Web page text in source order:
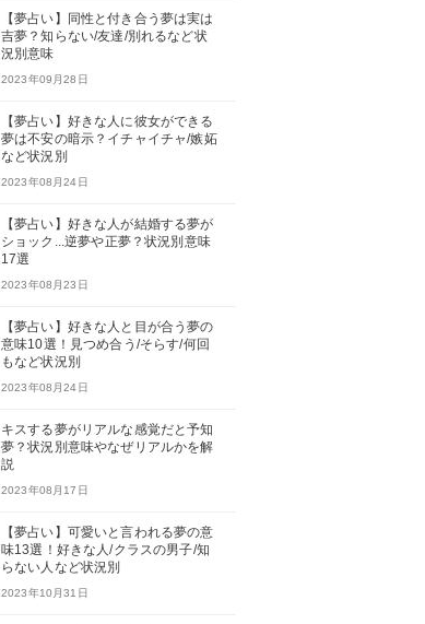
【夢占い】同性と付き合う夢は実は
吉夢？知らない/友達/別れるなど状
況別意味
2023年09月28日
【夢占い】好きな人に彼女ができる
夢は不安の暗示？イチャイチャ/嫉妬
など状況別
2023年08月24日
【夢占い】好きな人が結婚する夢が
ショック...逆夢や正夢？状況別意味
17選
2023年08月23日
【夢占い】好きな人と目が合う夢の
意味10選！見つめ合う/そらす/何回
もなど状況別
2023年08月24日
キスする夢がリアルな感覚だと予知
夢？状況別意味やなぜリアルかを解
説
2023年08月17日
【夢占い】可愛いと言われる夢の意
味13選！好きな人/クラスの男子/知
らない人など状況別
2023年10月31日